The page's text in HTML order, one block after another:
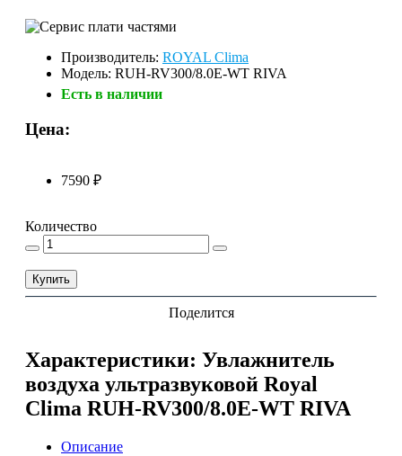
Производитель: ROYAL Clima
Модель: RUH-RV300/8.0E-WT RIVA
Есть в наличии
Цена:
7590 ₽
Количество
Купить
Поделится
Характеристики: Увлажнитель
воздуха ультразвуковой Royal
Clima RUH-RV300/8.0E-WT RIVA
Описание